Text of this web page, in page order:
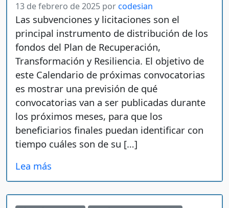
13 de febrero de 2025 por codesian
Las subvenciones y licitaciones son el
principal instrumento de distribución de los
fondos del Plan de Recuperación,
Transformación y Resiliencia. El objetivo de
este Calendario de próximas convocatorias
es mostrar una previsión de qué
convocatorias van a ser publicadas durante
los próximos meses, para que los
beneficiarios finales puedan identificar con
tiempo cuáles son de su […]
Lea más